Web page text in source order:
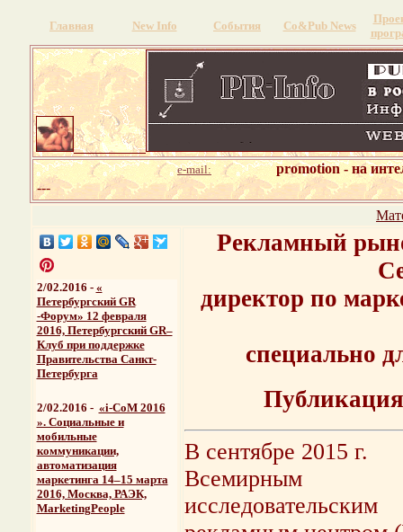
Главная New Info События Со&Pub News
e-mail:
promotion - на
---
2/02.2016 - «
Петербургский GR
-Форум» 12 февраля
2016, Петербургский GR–
Клуб при поддержке
Правительства Санкт-
Петербурга
2/02.2016 - «i-CoM 2016
». Социальные и
мобильные
коммуникации,
автоматизация
маркетинга 14–15 марта
2016, Москва, РАЭК,
MarketingPeople
Рекламный
директор по
специально
В сентябре 2015 г.
Всемирным
исследовательским